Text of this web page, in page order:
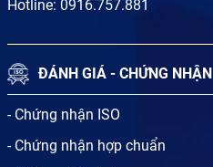
Hotline: 0916.757.881
ĐÁNH GIÁ - CHỨNG NHẬN
- Chứng nhận ISO
- Chứng nhận hợp chuẩn